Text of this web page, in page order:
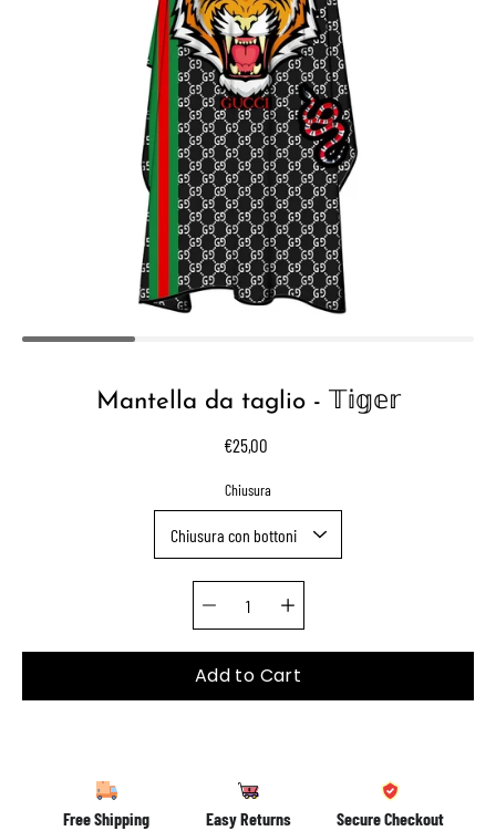
Mantella da taglio - 𝕋𝕚𝕘𝕖𝕣
€25,00
Chiusura
Select variant
Quantity selector
Add to Cart
Free Shipping Easy Returns Secure Checkout